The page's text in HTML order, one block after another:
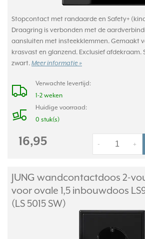
Stopcontact met randaarde en Safety+
Draagring is verbonden met de
aansluiten met insteekklemmen. Gemaakt
krasvast en glanzend. Exclusief afdekraam.
zwart. Meer informatie »
Verwachte levertijd:
1-2 weken
Huidige voorraad:
0 stuk(s)
16,95 +
-
JUNG wandcontactdoos 2-
voor ovale 1,5 inbouwdoos
(LS 5015 SW)